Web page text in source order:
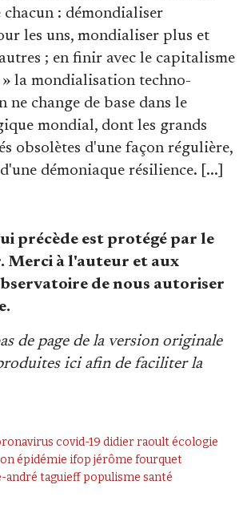
chacun : démondialiser
les uns, mondialiser plus et
; en finir avec le capitalisme
» la mondialisation techno-
ne change de base dans le
mondial, dont les grands
obsolètes d'une façon régulière,
démoniaque résilience.
[...]
précède est protégé par le
Merci à l'auteur et aux
de nous autoriser
de page de la version originale
ici afin de faciliter la
covid-19 didier raoultécologie
épidémie ifop jérôme fourquet
andré taguieffpopulisme santé